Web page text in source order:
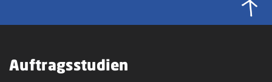
Auftragsstudien